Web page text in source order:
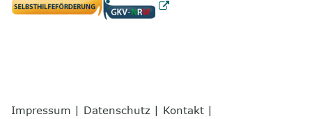
Impressum | Datenschutz | Kontakt |